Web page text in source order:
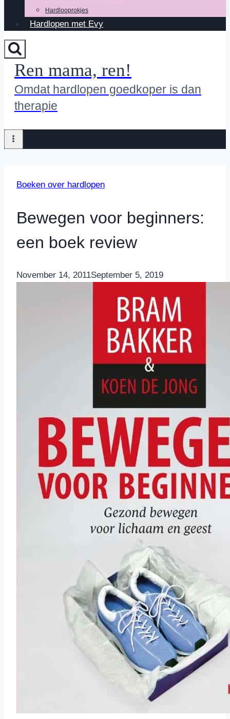
Hardlooprokjes
Hardlopen met Evy
Ren mama, ren!
Omdat hardlopen goedkoper is dan
therapie
Boeken over hardlopen
Bewegen voor beginners:
een boek review
ByNicole
November 14, 2011September 5, 2019